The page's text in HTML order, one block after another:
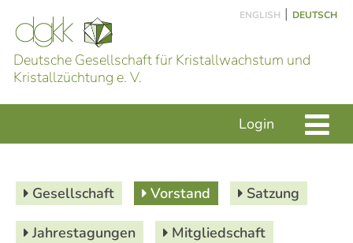
ENGLISH | DEUTSCH
Deutsche Gesellschaft für Kristallwachstum und
Kristallzüchtung e. V.
Login
Gesellschaft Vorstand Satzung
Jahrestagungen Mitgliedschaft